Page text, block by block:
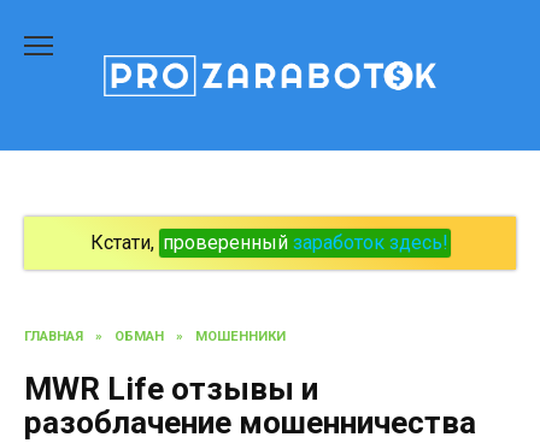
содержанию
Кстати, проверенный заработок здесь!
ГЛАВНАЯ » ОБМАН » МОШЕННИКИ
MWR Life отзывы и
разоблачение мошенничества